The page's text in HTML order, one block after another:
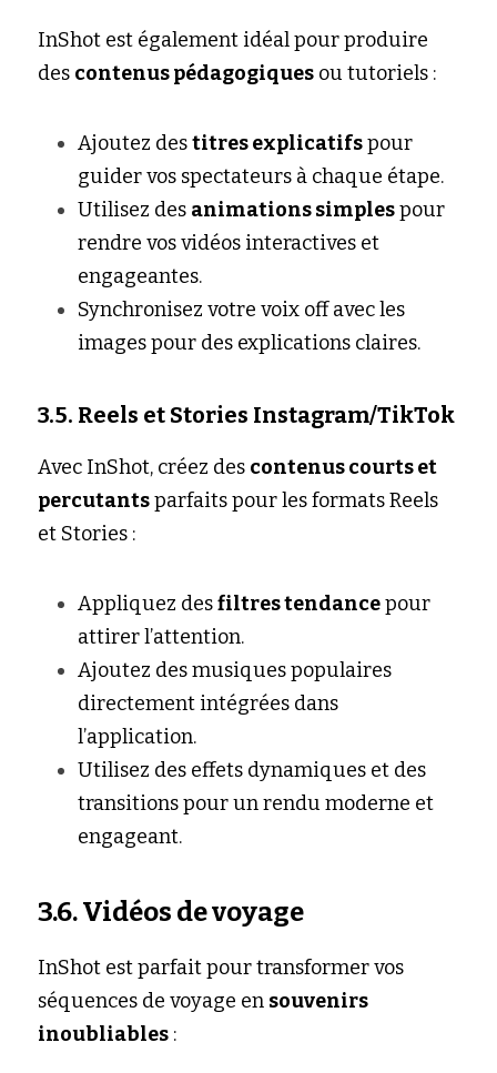
InShot est également idéal pour produire
des contenus pédagogiques ou tutoriels :
Ajoutez des titres explicatifs pour
guider vos spectateurs à chaque étape.
Utilisez des animations simples pour
rendre vos vidéos interactives et
engageantes.
Synchronisez votre voix off avec les
images pour des explications claires.
3.5. Reels et Stories Instagram/TikTok
Avec InShot, créez des contenus courts et
percutants parfaits pour les formats Reels
et Stories :
Appliquez des filtres tendance pour
attirer l’attention.
Ajoutez des musiques populaires
directement intégrées dans
l’application.
Utilisez des effets dynamiques et des
transitions pour un rendu moderne et
engageant.
3.6. Vidéos de voyage
InShot est parfait pour transformer vos
séquences de voyage en souvenirs
inoubliables :